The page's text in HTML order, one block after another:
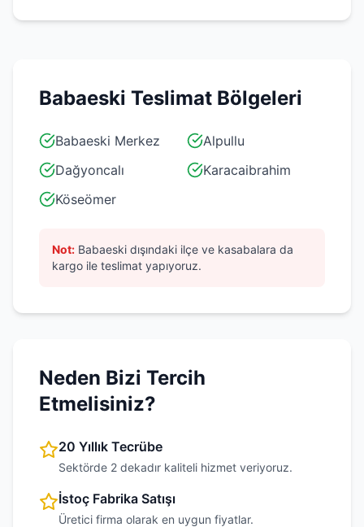
Babaeski Teslimat Bölgeleri
Babaeski Merkez
Alpullu
Dağyoncalı
Karacaibrahim
Köseömer
Not: Babaeski dışındaki ilçe ve kasabalara da
kargo ile teslimat yapıyoruz.
Neden Bizi Tercih
Etmelisiniz?
20 Yıllık Tecrübe
Sektörde 2 dekadır kaliteli hizmet veriyoruz.
İstoç Fabrika Satışı
Üretici firma olarak en uygun fiyatlar.